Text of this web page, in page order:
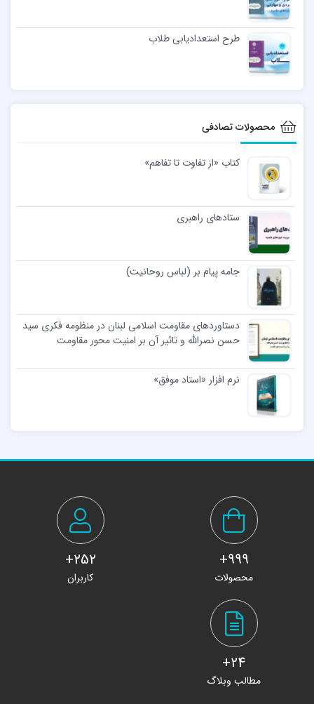
طرح استعدادیابی طلاب
محصولات تصادفی
کتاب «از تفاوت تا تفاهم»
ستادهای راهبری
جامه پیام بر (لباس روحانیت)
دستاوردهای مقاومت اسلامی لبنان در منظومه فکری سید
حسن نصرالله و تاثیر آن بر امنیت محور مقاومت
نرم افزار «استاد موفق»
999+
محصولات
252+
کاربران
24+
مطالب وبلاگ